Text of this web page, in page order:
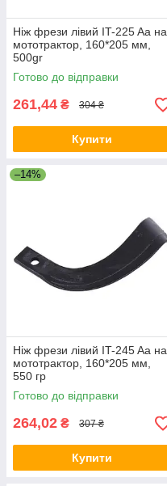
Ніж фрези лівий IT-225 Aa на
мототрактор, 160*205 мм,
500gr
Готово до відправки
261,44 ₴ 304 ₴
Купити
–14%
Ніж фрези лівий IT-245 Aa на
мототрактор, 160*205 мм,
550 гр
Готово до відправки
264,02 ₴ 307 ₴
Купити